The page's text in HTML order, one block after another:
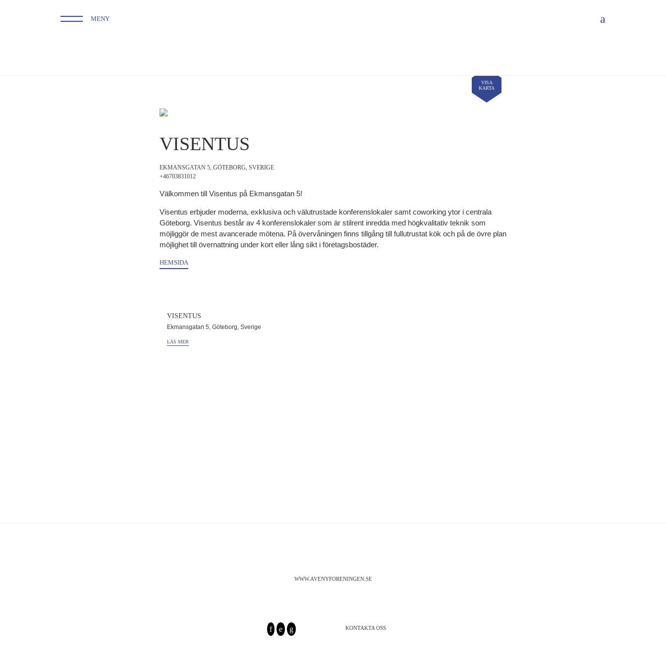
MENY
VISA
KARTA
VISENTUS
EKMANSGATAN 5, GÖTEBORG, SVERIGE
+46703831012
Välkommen till Visentus på Ekmansgatan 5!
Visentus erbjuder moderna, exklusiva och välutrustade konferenslokaler samt coworking ytor i centrala
Göteborg. Visentus består av 4 konferenslokaler som är stilrent inredda med högkvalitativ teknik som
möjliggör de mest avancerade mötena. På övervåningen finns tillgång till fullutrustat kök och på de övre plan
möjlighet till övernattning under kort eller lång sikt i företagsbostäder.
HEMSIDA
VISENTUS
Ekmansgatan 5, Göteborg, Sverige
LÄS MER
WWW.AVENYFORENINGEN.SE
KONTAKTA OSS